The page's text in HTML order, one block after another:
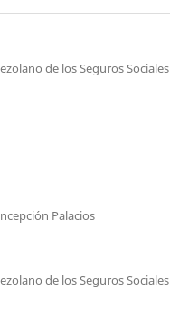
de los Seguros Sociales
Palacios
de los Seguros Sociales